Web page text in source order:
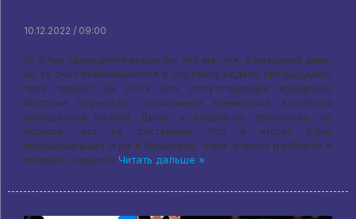
10.12.2022 / 09:00
12-й тур проводится вроде бы «по месту», в выходной день,
но за счет вклинившегося в середину недели предыдущего
тура принял на себя все сопутствующие издержки:
быстрые переезды, скомканные тренировки, всеобщий
чемоданный режим. Дело, в общем-то, привычное, но
хорошо, что не системное. Что в итоге? Одна
принципиальная игра в Кемерово, пара жарких разборок в
подвале, немного Читать дальше »